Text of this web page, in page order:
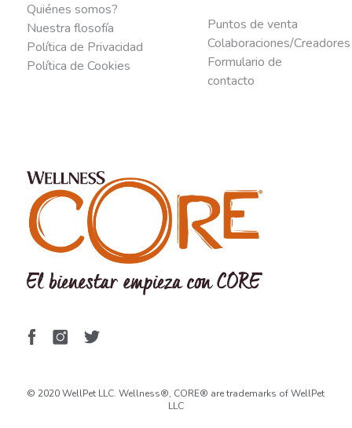
Quiénes somos?
Nuestra flosofía
Política de Privacidad
Política de Cookies
Puntos de venta
Colaboraciones/Creadores
Formulario de
contacto
© 2020 WellPet LLC. Wellness®, CORE® are trademarks of WellPet
LLC